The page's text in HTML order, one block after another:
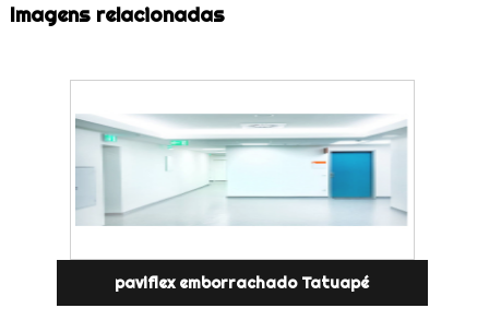
Imagens relacionadas
paviflex emborrachado Tatuapé